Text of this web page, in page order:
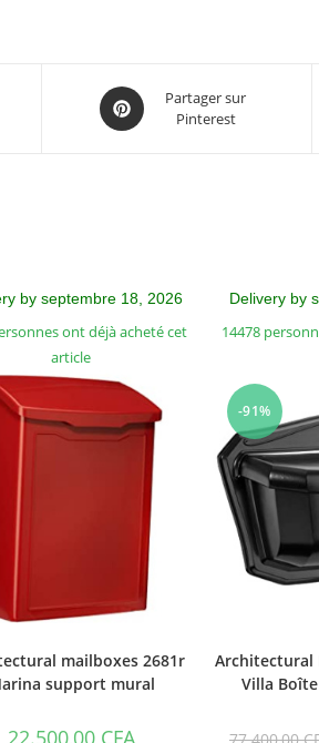
Partager sur
Pinterest
by septembre 18, 2026
ont déjà acheté cet
article
mailboxes 2681r
support mural
Delivery by
14478
-91%
Architectural
Villa